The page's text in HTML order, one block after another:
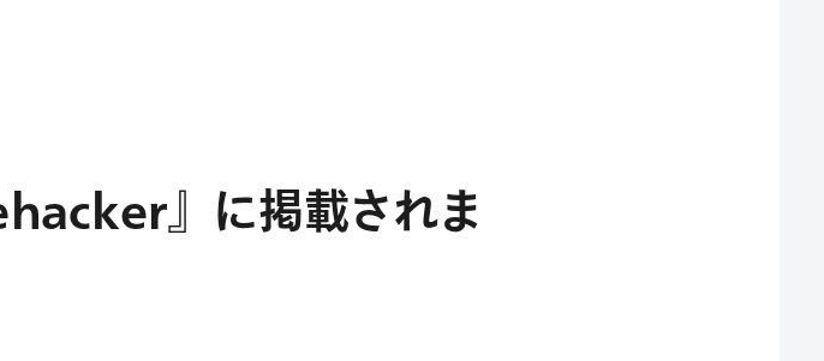
』に掲載されま